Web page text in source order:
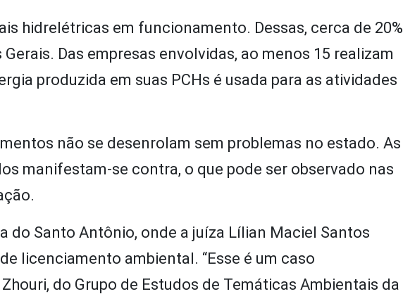
hidrelétricas em funcionamento. Dessas, cerca de 20%
Das empresas envolvidas, ao menos 15 realizam
produzida em suas PCHs é usada para as atividades
não se desenrolam sem problemas no estado. As
manifestam-se contra, o que pode ser observado nas
do Santo Antônio, onde a juíza Lílian Maciel Santos
licenciamento ambiental. “Esse é um caso
do Grupo de Estudos de Temáticas Ambientais da